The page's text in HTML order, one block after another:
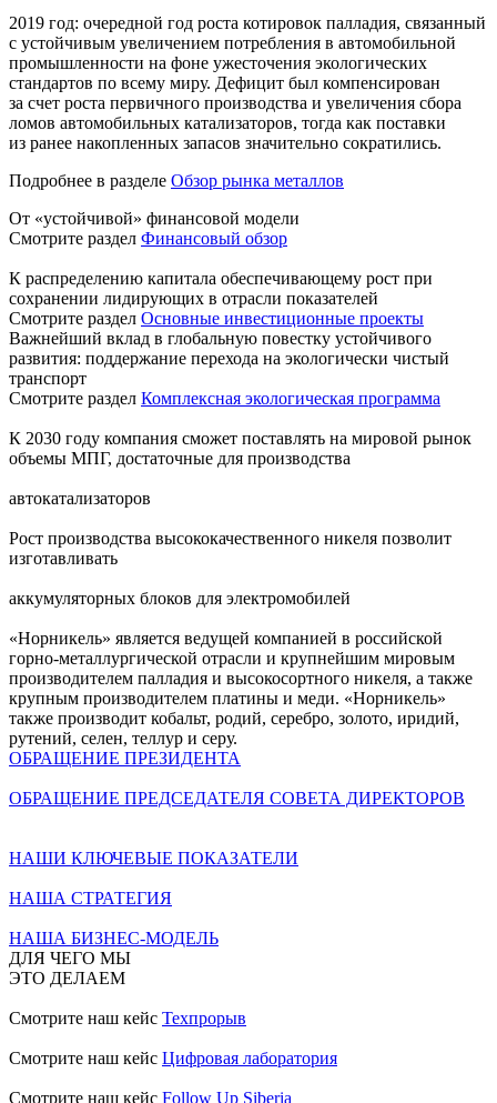
2019 год: очередной год роста котировок палладия, связанный
с устойчивым увеличением потребления в автомобильной
промышленности на фоне ужесточения экологических
стандартов по всему миру. Дефицит был компенсирован
за счет роста первичного производства и увеличения сбора
ломов автомобильных катализаторов, тогда как поставки
из ранее накопленных запасов значительно сократились.
Подробнее в разделе Обзор рынка металлов
От «устойчивой» финансовой модели
Смотрите раздел Финансовый обзор
К распределению капитала обеспечивающему рост при
сохранении лидирующих в отрасли показателей
Смотрите раздел Основные инвестиционные проекты
Важнейший вклад в глобальную повестку устойчивого
развития: поддержание перехода на экологически чистый
транспорт
Смотрите раздел Комплексная экологическая программа
К 2030 году компания сможет поставлять на мировой рынок
объемы МПГ, достаточные для производства
автокатализаторов
Рост производства высококачественного никеля позволит
изготавливать
аккумуляторных блоков для электромобилей
«Норникель» является ведущей компанией в российской
горно-металлургической отрасли и крупнейшим мировым
производителем палладия и высокосортного никеля, а также
крупным производителем платины и меди. «Норникель»
также производит кобальт, родий, серебро, золото, иридий,
рутений, селен, теллур и серу.
ОБРАЩЕНИЕ ПРЕЗИДЕНТА
ОБРАЩЕНИЕ ПРЕДСЕДАТЕЛЯ СОВЕТА ДИРЕКТОРОВ
НАШИ КЛЮЧЕВЫЕ ПОКАЗАТЕЛИ
НАША СТРАТЕГИЯ
НАША БИЗНЕС-МОДЕЛЬ
ДЛЯ ЧЕГО МЫ
ЭТО ДЕЛАЕМ
Смотрите наш кейс Техпрорыв
Смотрите наш кейс Цифровая лаборатория
Смотрите наш кейс Follow Up Siberia